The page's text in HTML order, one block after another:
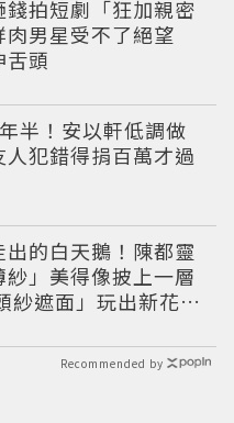
錢拍短劇「狂加親密
肉男星受不了絕望
舌頭
半！安以軒低調做
犯錯得捐百萬才過
出的白天鵝！陳都靈
紗」美得像披上一層
紗遮面」玩出新花樣
Recommended by